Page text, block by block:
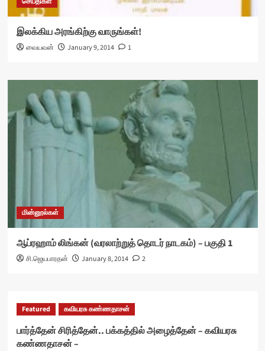
இலக்கிய அரங்கிற்கு வாருங்கள்!
வையவன் January 9, 2014 1
மின்னூல்கள்
ஆப்ரஹாம் லிங்கன் (வரலாற்றுத் தொடர் நாடகம்) – பகுதி 1
சி.ஜெயபாரதன் January 8, 2014 2
Featured கவியரசு கண்ணதாசன்
பார்த்தேன் சிரித்தேன்.. பக்கத்தில் அழைத்தேன் – கவியரசு
கண்ணதாசன் –